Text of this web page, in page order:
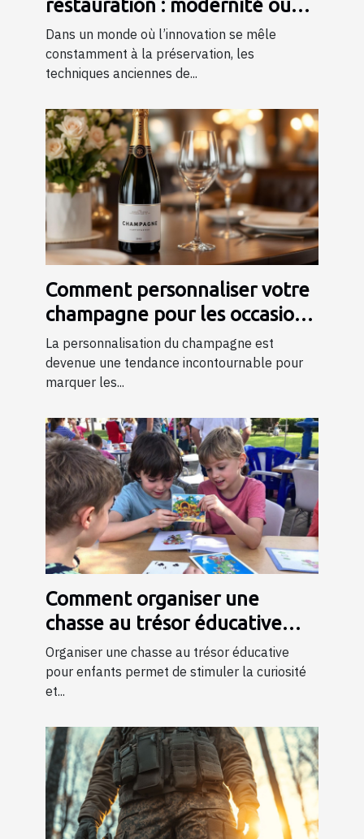
restauration : modernité ou
tradition ?
Dans un monde où l’innovation se mêle
constamment à la préservation, les
techniques anciennes de...
Comment personnaliser votre
champagne pour les occasions
spéciales ?
La personnalisation du champagne est
devenue une tendance incontournable pour
marquer les...
Comment organiser une
chasse au trésor éducative
pour enfants
Organiser une chasse au trésor éducative
pour enfants permet de stimuler la curiosité
et...